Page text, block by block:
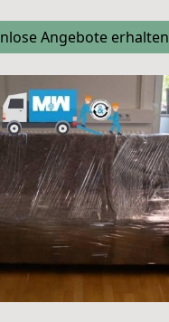
Angebote erhalten